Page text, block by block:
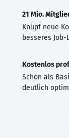
21 Mio.
Knüpf neue
besseres Job-
Kostenlos
Schon als
deutlich